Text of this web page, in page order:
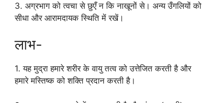
3. अग्रभाग को त्वचा से छुएँ न कि नाखूनों से। अन्य उँगलियों को
सीधा और आरामदायक स्थिति में रखें।
लाभ-
1. यह मुद्रा हमारे शरीर के वायु तत्व को उत्तेजित करती है और
हमारे मस्तिष्क को शक्ति प्रदान करती है।